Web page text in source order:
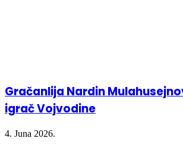
Gračanlija Nardin
igrač Vojvodine
4. Juna 2026.